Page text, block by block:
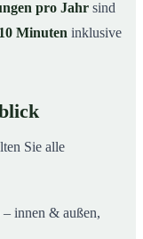
pro Jahr sind
Minuten inklusive
Sie alle
– innen & außen,